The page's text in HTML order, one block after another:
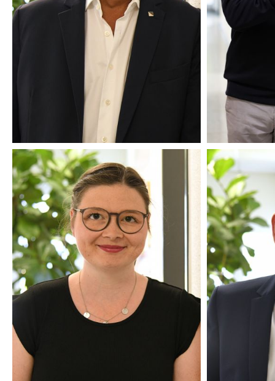
BEIRATSVORSITZENDER
UND
BERATER
BAUTECHNIKERIN
THERESA THIEKEN
PROKURISTIN
UND